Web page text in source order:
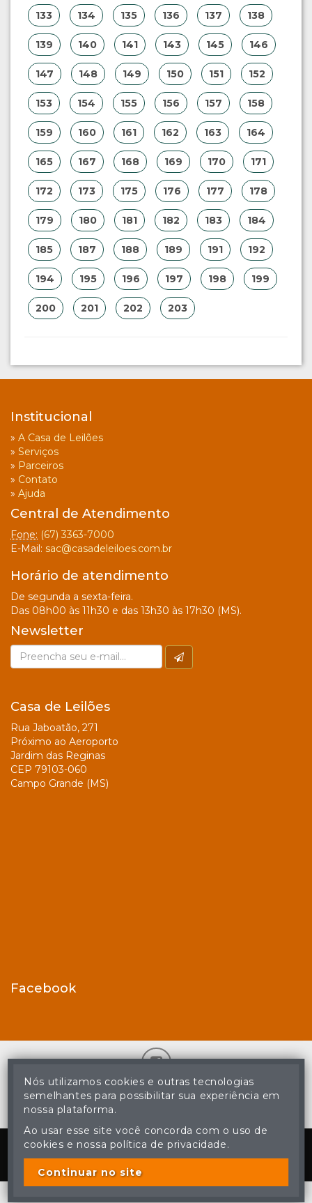
133 134 135 136 137 138
139 140 141 143 145 146
147 148 149 150 151 152
153 154 155 156 157 158
159 160 161 162 163 164
165 167 168 169 170 171
172 173 175 176 177 178
179 180 181 182 183 184
185 187 188 189 191 192
194 195 196 197 198 199
200 201 202 203
Institucional
» A Casa de Leilões
» Serviços
» Parceiros
» Contato
» Ajuda
Central de Atendimento
Fone: (67) 3363-7000
E-Mail: sac@casadeleiloes.com.br
Horário de atendimento
De segunda a sexta-feira.
Das 08h00 às 11h30 e das 13h30 às 17h30 (MS).
Newsletter
Casa de Leilões
Rua Jaboatão, 271
Próximo ao Aeroporto
Jardim das Reginas
CEP 79103-060
Campo Grande (MS)
Facebook
© Casa de Leilões - Todos os direitos reservados
A cópia ou reprodução não autorizada do conteúdo deste site
poderá acarretar em penas previstas em lei.
Plataforma
Nós utilizamos cookies e outras tecnologias
semelhantes para possibilitar sua experiência em
nossa plataforma.
Ao usar esse site você concorda com o uso de
cookies e nossa política de privacidade.
Continuar no site